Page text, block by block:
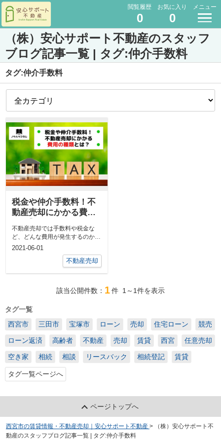
閲覧履歴
0
お気に入り
0
メニュー
（株）安心サポート不動産のスタッフ
ブログ記事一覧 | タグ:仲介手数料
タグ:仲介手数料
税金や仲介手数料！不
動産売却にかかる費用
不動産売却では手数料や税金な
ど、どんな費用が発生するのか、
あらかじめ把握しておくと安心で
2021-06-01
不動産売却
該当公開件数： 1件 1～1件を表示
タグ一覧
西宮市
三田市 宝塚市 ローン 売却 住宅ローン 競売
ローン返済 高齢者 不動産 売却 賃貸 西宮 任意売却
空き家 相続 相談 リースバック 相続登記 賃貸
タグ一覧ページへ
ページトップへ
西宮市の賃貸情報・不動産売却｜安心サポート不動産 >
（株）安心サポート不
動産のスタッフブログ記事一覧 | タグ:仲介手数料